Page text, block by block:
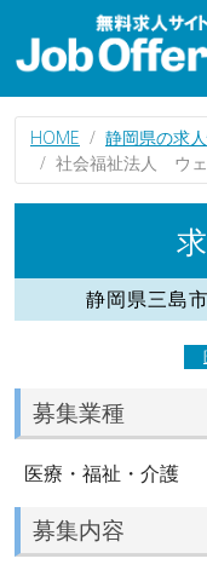
HOME 静岡県の求
社会福祉法人 ウ
静岡県三島
募集業種
医療・福祉・介護
募集内容